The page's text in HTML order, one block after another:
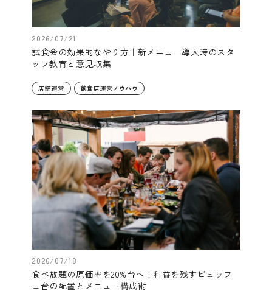
2026/07/21
試食会の効果的なやり方｜新メニュー導入時のスタ
ッフ教育と意見収集
店舗運営 飲食店運営ノウハウ
2026/07/18
食べ放題の原価率を20%台へ！利益を残すビュッフ
ェ台の配置とメニュー構成術